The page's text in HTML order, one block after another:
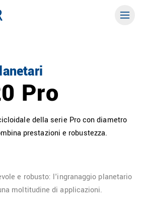
Pro
della serie Pro con diametro
prestazioni e robustezza.
e robusto: l'ingranaggio planetario
moltitudine di applicazioni.